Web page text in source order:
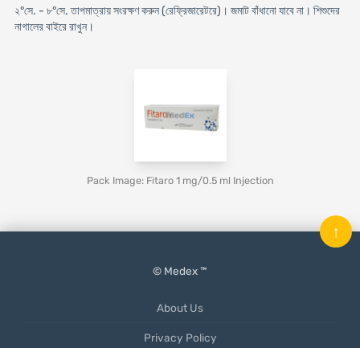
২°সে. - ৮°সে. তাপমাত্রায় সংরক্ষণ করুন (রেফ্রিজারেটরে)। জমাট বাঁধানো যাবে না। শিশুদের
নাগালের বাইরে রাখুন।
Pack Image: Fitaro 1 mg/0.5 ml Injection
© Medex ™
About Us
Privacy Policy
↑